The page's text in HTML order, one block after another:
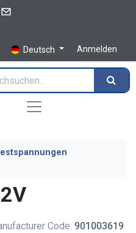
Deutsch
Anmelden
Code: 901003619